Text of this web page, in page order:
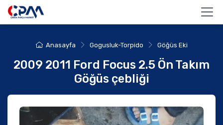
Anasayfa Gogusluk-Torpido Göğüs Eki
2009 2011 Ford Focus 2.5 Ön Takım
Göğüs çebliği